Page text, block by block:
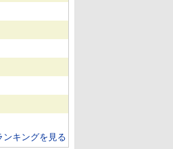
ンキングを見る